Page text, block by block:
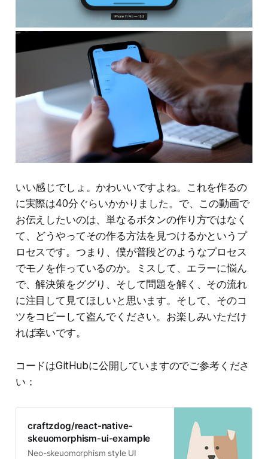
いい感じでしょ。かわいいですよね。これを作るの
に実際は40分ぐらいかかりました。で、この動画で
お伝えしたいのは、単なるボタンの作り方ではなく
て、どうやってその作る方法を見つけるかというプ
ロセスです。つまり、僕が普段どのようなプロセス
でモノを作っているのか。ミスして、エラーに悩ん
で、解決策をググり、そして問題を解く、その流れ
に注目して見てほしいと思います。そして、そのコ
ツをコピーして盗んでください。お楽しみいただけ
れば幸いです。
コードはGitHubに公開していますのでご参考くださ
い：
craftzdog/react-native-
skeuomorphism-ui-example
Neo-skeuomorphism style UI